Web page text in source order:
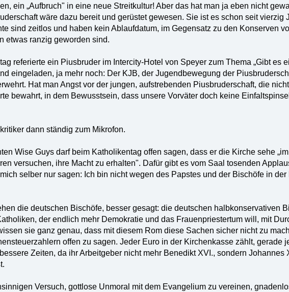
ein „Aufbruch" in eine neue Streitkultur! Aber das hat man ja eben nicht
wäre dazu bereit und gerüstet gewesen. Sie ist es schon seit vierzig
sind zeitlos und haben kein Ablaufdatum, im Gegensatz zu den Konserven
etwas ranzig geworden sind.
referierte ein Piusbruder im Intercity-Hotel von Speyer zum Thema „Gibt es
eingeladen, ja mehr noch: Der KJB, der Jugendbewegung der
Hat man Angst vor der jungen, aufstrebenden Piusbruderschaft, die
bewahrt, in dem Bewusstsein, dass unsere Vorväter doch keine
dann ständig zum Mikrofon.
Wise Guys darf beim Katholikentag offen sagen, dass er die Kirche sehe
versuchen, ihre Macht zu erhalten". Dafür gibt es vom Saal tosenden
selber nur sagen: Ich bin nicht wegen des Papstes und der Bischöfe in
die deutschen Bischöfe, besser gesagt: die deutschen halbkonservativen
der endlich mehr Demokratie und das Frauenpriestertum will, mit
sie ganz genau, dass mit diesem Rom diese Sachen sicher nicht zu
offen zu sagen. Jeder Euro in der Kirchenkasse zählt, gerade
Zeiten, da ihr Arbeitgeber nicht mehr Benedikt XVI., sondern Johannes
Versuch, gottlose Unmoral mit dem Evangelium zu vereinen,